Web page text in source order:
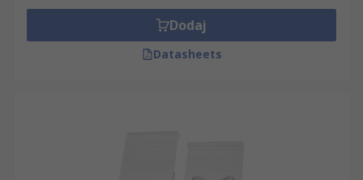
Dodaj
Datasheets